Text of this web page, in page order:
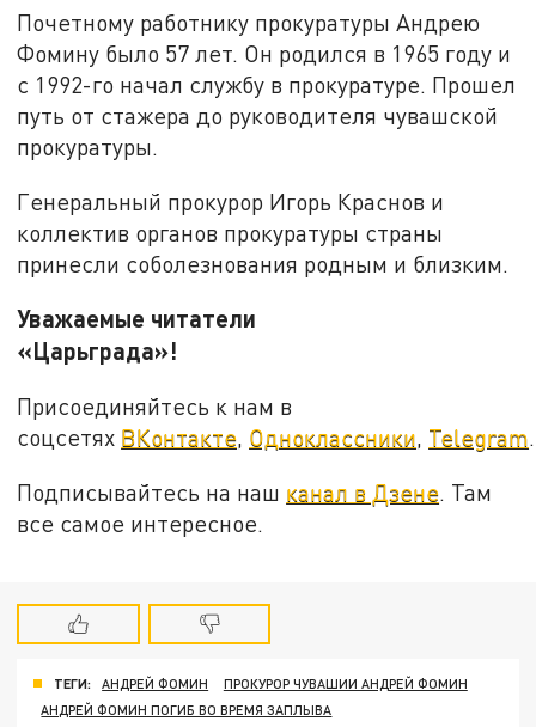
Почетному работнику прокуратуры Андрею
Фомину было 57 лет. Он родился в 1965 году и
с 1992-го начал службу в прокуратуре. Прошел
путь от стажера до руководителя чувашской
прокуратуры.
Генеральный прокурор Игорь Краснов и
коллектив органов прокуратуры страны
принесли соболезнования родным и близким.
Уважаемые читатели
«Царьграда»!
Присоединяйтесь к нам в
соцсетях ВКонтакте, Одноклассники, Telegram.
Подписывайтесь на наш канал в Дзене . Там
все самое интересное.
ТЕГИ: АНДРЕЙ ФОМИН
ПРОКУРОР ЧУВАШИИ АНДРЕЙ ФОМИН
АНДРЕЙ ФОМИН ПОГИБ ВО ВРЕМЯ ЗАПЛЫВА